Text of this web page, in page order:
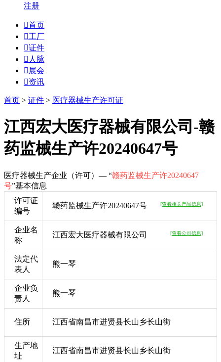
注册
首页
工厂
证件
 人脉
 展会
资讯
首页 > 证件 > 医疗器械生产许可证
江西宏大医疗器械有限公司-赣
药监械生产许20240647号
医疗器械生产企业（许可）— “赣药监械生产许20240647
号”基本信息
许可证
编号
赣药监械生产许20240647号 [查看相关产品信息]
企业名
称
江西宏大医疗器械有限公司 [查看公司信息]
法定代
表人
熊一琴
企业负
责人
熊一琴
住所 江西省南昌市进贤县长山乡长山街
生产地
址
江西省南昌市进贤县长山乡长山街